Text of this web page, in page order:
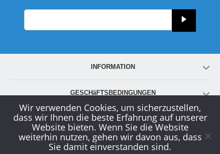
INFORMATION
GESCHäFTSBEDINGUNGEN
KONTO
KUNDENDIENST
Wir verwenden Cookies, um sicherzustellen,
dass wir Ihnen die beste Erfahrung auf unserer
Website bieten. Wenn Sie die Website
weiterhin nutzen, gehen wir davon aus, dass
Sie damit einverstanden sind.